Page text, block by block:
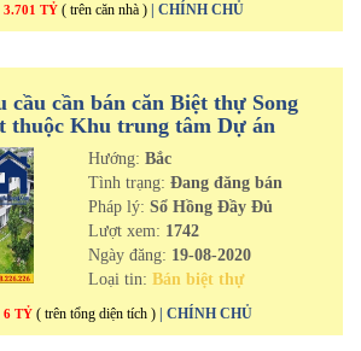
3.701 TỶ ( trên căn nhà ) | CHÍNH CHỦ
cầu cần bán căn Biệt thự Song
thuộc Khu trung tâm Dự án
Hướng: Bắc
Tình trạng: Đang đăng bán
Pháp lý: Sổ Hồng Đầy Đủ
Lượt xem: 1742
Ngày đăng: 19-08-2020
Loại tin: Bán biệt thự
6 TỶ ( trên tổng diện tích ) | CHÍNH CHỦ